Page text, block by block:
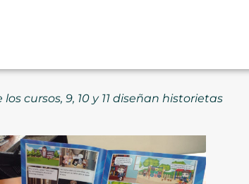
cursos, 9, 10 y 11 diseñan historietas